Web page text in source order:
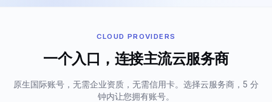
CLOUD PROVIDERS
一个入口，连接主流云服务商
原生国际账号，无需企业资质，无需信用卡。选择云服务商，5 分
钟内让您拥有账号。